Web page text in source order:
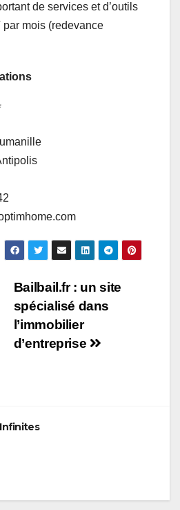
de services et d’outils
mois (redevance
Bailbail.fr : un site
spécialisé dans
l’immobilier
d’entreprise
Infinites